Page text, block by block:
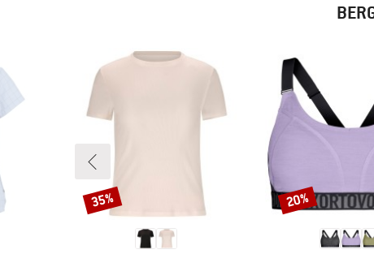
Rabatt
35% Rabatt
20%